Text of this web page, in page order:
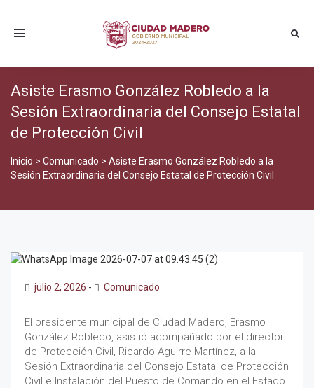
Toggle
Asiste Erasmo González Robledo a la
Sesión Extraordinaria del Consejo Estatal
de Protección Civil
Inicio > Comunicado > Asiste Erasmo González Robledo a la
Sesión Extraordinaria del Consejo Estatal de Protección Civil
julio 2, 2026 - Comunicado
El presidente municipal de Ciudad Madero, Erasmo
González Robledo, asistió acompañado por el director
de Protección Civil, Ricardo Aguirre Martínez, a la
Sesión Extraordinaria del Consejo Estatal de Protección
Civil e Instalación del Puesto de Comando en el Estado